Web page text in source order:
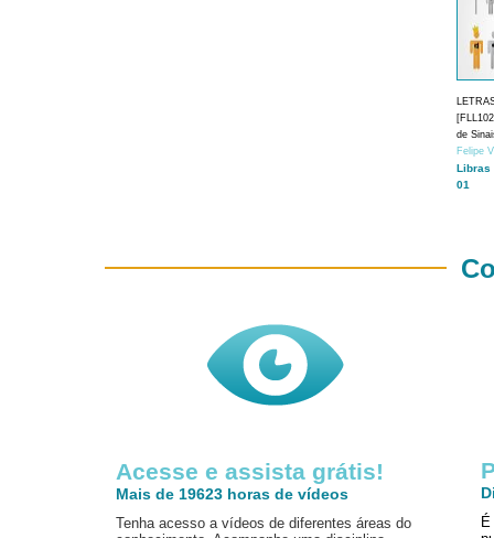
de
Felipe
Libras
01
Acesse e assista grátis!
Mais de 19623 horas de vídeos
Tenha acesso a vídeos de diferentes áreas do